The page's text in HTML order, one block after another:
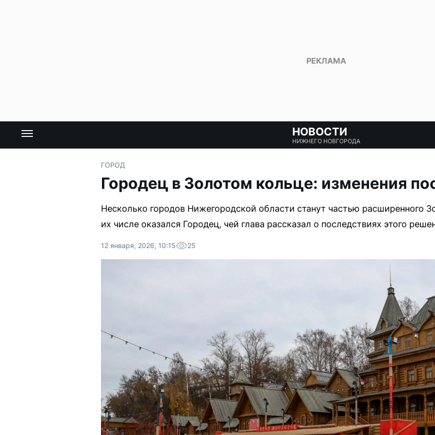
НОВОСТИ
НИЖНЕГО НОВГОРОДА
ГОРОД
Городец в Золотом кольце: изменения
Несколько городов Нижегородской области станут частью расширенного
их числе оказался Городец, чей глава рассказал о последствиях этого
12 января, 2026, 10:15 25